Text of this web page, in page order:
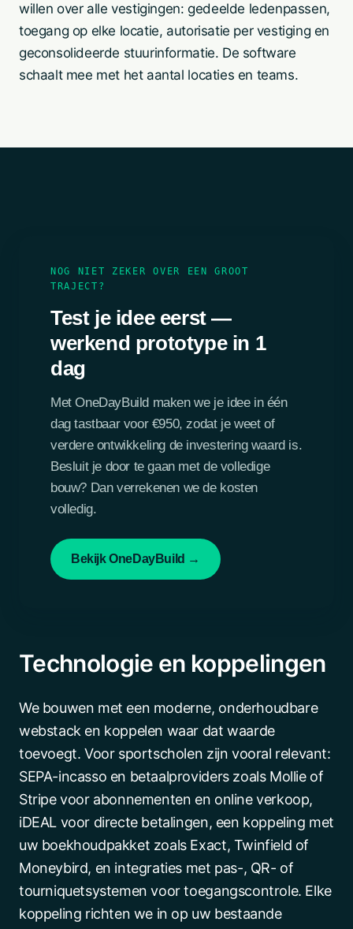
willen over alle vestigingen: gedeelde ledenpassen,
toegang op elke locatie, autorisatie per vestiging en
geconsolideerde stuurinformatie. De software
schaalt mee met het aantal locaties en teams.
NOG NIET ZEKER OVER EEN GROOT
TRAJECT?
Test je idee eerst —
werkend prototype in 1
dag
Met OneDayBuild maken we je idee in één
dag tastbaar voor €950, zodat je weet of
verdere ontwikkeling de investering waard is.
Besluit je door te gaan met de volledige
bouw? Dan verrekenen we de kosten
volledig.
Bekijk OneDayBuild →
Technologie en koppelingen
We bouwen met een moderne, onderhoudbare
webstack en koppelen waar dat waarde
toevoegt. Voor sportscholen zijn vooral relevant:
SEPA-incasso en betaalproviders zoals Mollie of
Stripe voor abonnementen en online verkoop,
iDEAL voor directe betalingen, een koppeling met
uw boekhoudpakket zoals Exact, Twinfield of
Moneybird, en integraties met pas-, QR- of
tourniquetsystemen voor toegangscontrole. Elke
koppeling richten we in op uw bestaande